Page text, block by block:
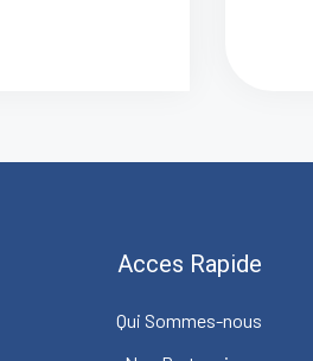
Acces Rapide
Qui Sommes-nous